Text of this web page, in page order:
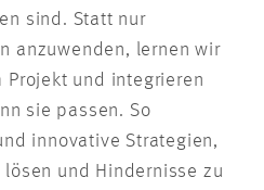
sind. Statt nur
anzuwenden, lernen wir
Projekt und integrieren
sie passen. So
innovative Strategien,
und Hindernisse zu